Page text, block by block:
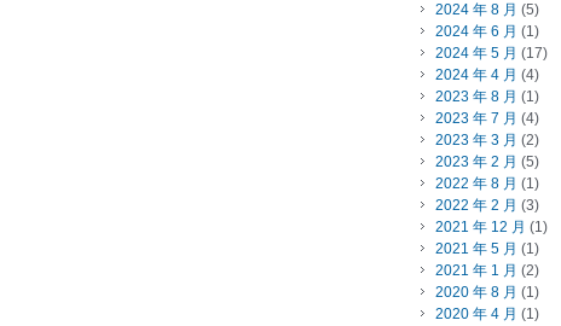
2024 年 8 月 (5)
2024 年 6 月 (1)
2024 年 5 月 (17)
2024 年 4 月 (4)
2023 年 8 月 (1)
2023 年 7 月 (4)
2023 年 3 月 (2)
2023 年 2 月 (5)
2022 年 8 月 (1)
2022 年 2 月 (3)
2021 年 12 月 (1)
2021 年 5 月 (1)
2021 年 1 月 (2)
2020 年 8 月 (1)
2020 年 4 月 (1)